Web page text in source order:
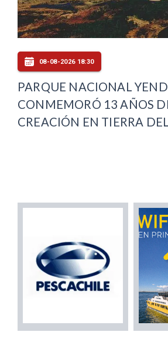
08-08-2026 18:30
PARQUE NACIONAL
CONMEMORÓ 13 AÑOS
CREACIÓN EN TIERRA